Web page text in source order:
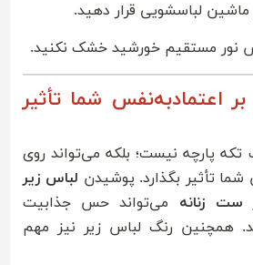
لباسشویی قرار دهید.
نور مستقیم خورشید خشک نکنید.
بر اعتمادبه‌نفس شما تأثیر
تکه پارچه نیست؛ بلکه می‌تواند روی
تأثیر بگذارد. پوشیدن لباس زیر
ست زنانه می‌تواند حس جذابیت
همچنین رنگ لباس زیر نیز مهم